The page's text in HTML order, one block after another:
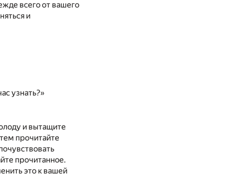
всего от вашего
и
узнать?»
и вытащите
прочитайте
прочитанное.
это к вашей